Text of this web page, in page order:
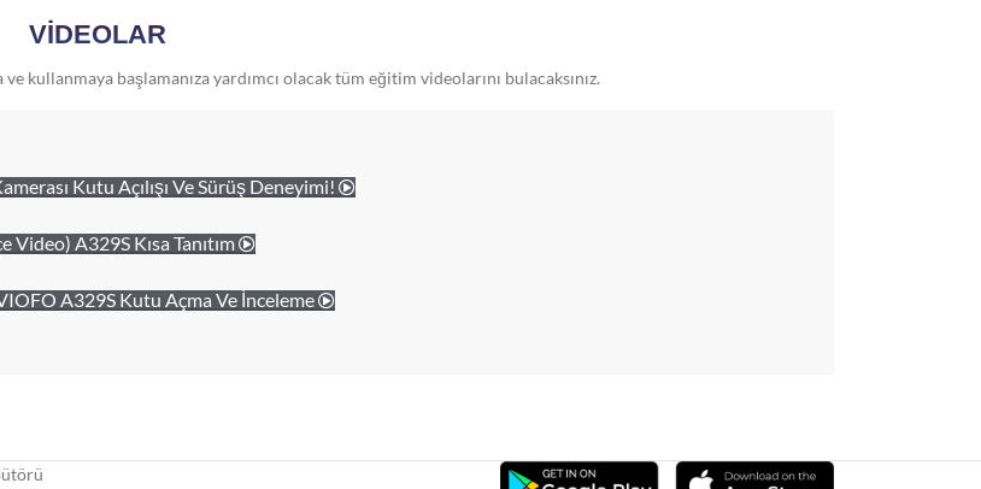
VİDEOLAR
kullanmaya başlamanıza yardımcı olacak tüm eğitim videolarını bulacaksınız.
Kutu Açılışı Ve Sürüş Deneyimi!
Video) A329S Kısa Tanıtım
A329S Kutu Açma Ve İnceleme